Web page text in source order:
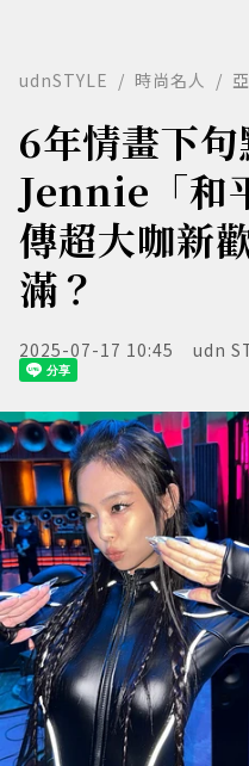
udnSTYLE 時尚名人
6年情畫下句
Jennie「和
傳超大咖新
滿？
2025-07-17 10:45 udn